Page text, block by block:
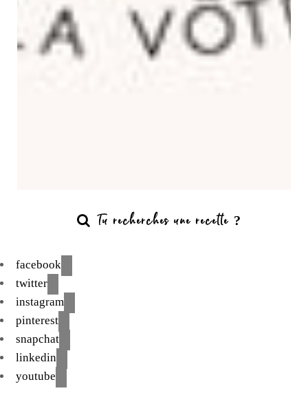
facebook
twitter
instagram
pinterest
snapchat
linkedin
youtube